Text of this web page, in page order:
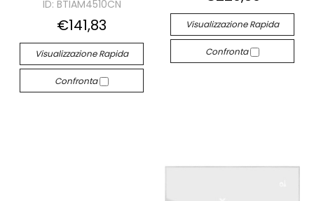
ID: BTIAM4510CN
€141,83
Visualizzazione Rapida
Confronta
Visualizzazione Rapida
Confronta